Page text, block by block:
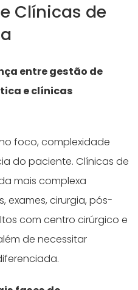
Clínicas de
entre gestão de
e clínicas
foco, complexidade
do paciente. Clínicas de
mais complexa
exames, cirurgia, pós-
com centro cirúrgico e
de necessitar